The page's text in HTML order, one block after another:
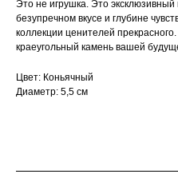
Это не игрушка. Это
безупречном вкусе и глубине
коллекции ценителей
краеугольный камень вашей
Цвет: Коньячный
Диаметр: 5,5 см